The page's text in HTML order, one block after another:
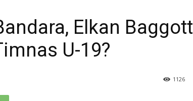
Elkan Baggott
U-19?
1126